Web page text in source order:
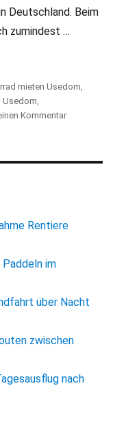
Deutschland. Beim
zumindest …
die Insel entdecken“
mieten Usedom
,Usedom
Kommentar
entdecken
Rentiere
Paddeln im
über Nacht
zwischen
nach